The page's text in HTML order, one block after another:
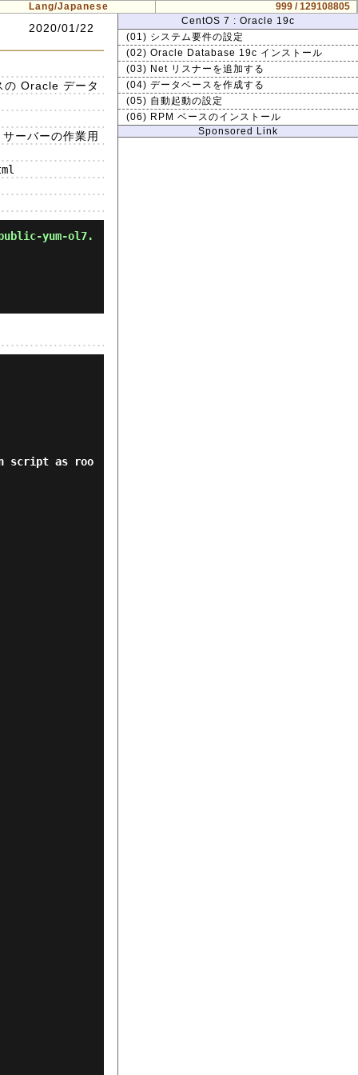
Lang/Japanese
999 / 129108805
2020/01/22
の Oracle データ
ーバーの作業用
yum-ol7.
script as roo
CentOS 7 : Oracle 19c
(01) システム要件の設定
(02) Oracle Database 19c インストール
(03) Net リスナーを追加する
(04) データベースを作成する
(05) 自動起動の設定
(06) RPM ベースのインストール
Sponsored Link